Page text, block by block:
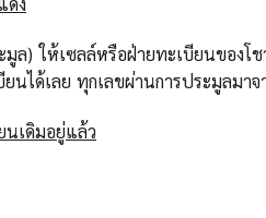
มูล) ให้เซลล์หรือฝ่ายทะเบียนของ
นได้เลย ทุกเลขผ่านการประมูลมา
นเดิมอยู่แล้ว